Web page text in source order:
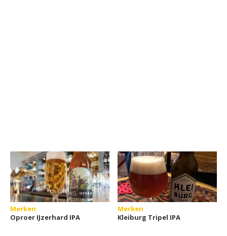
Merken
Oproer IJzerhard IPA
Merken
Kleiburg Tripel IPA